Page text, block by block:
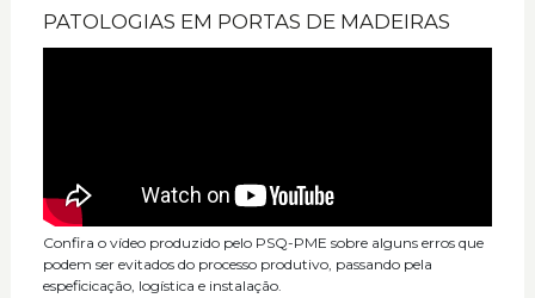
PATOLOGIAS EM PORTAS DE MADEIRAS
Confira o vídeo produzido pelo PSQ-PME sobre alguns erros que
podem ser evitados do processo produtivo, passando pela
espeficicação, logística e instalação.